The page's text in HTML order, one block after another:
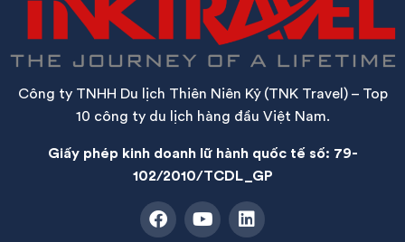
Công ty TNHH Du lịch Thiên Niên Kỷ (TNK Travel) – Top
10 công ty du lịch hàng đầu Việt Nam.
Giấy phép kinh doanh lữ hành quốc tế số: 79-
102/2010/TCDL_GP